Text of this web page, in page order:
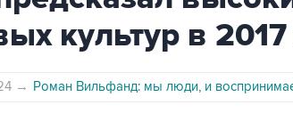
культур в 2017
→ Роман Вильфанд: мы люди, и